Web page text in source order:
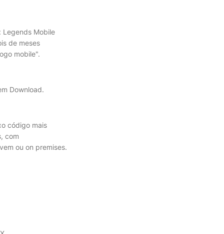
Legends Mobile
de meses
mobile".
Download.
código mais
com
ou on premises.